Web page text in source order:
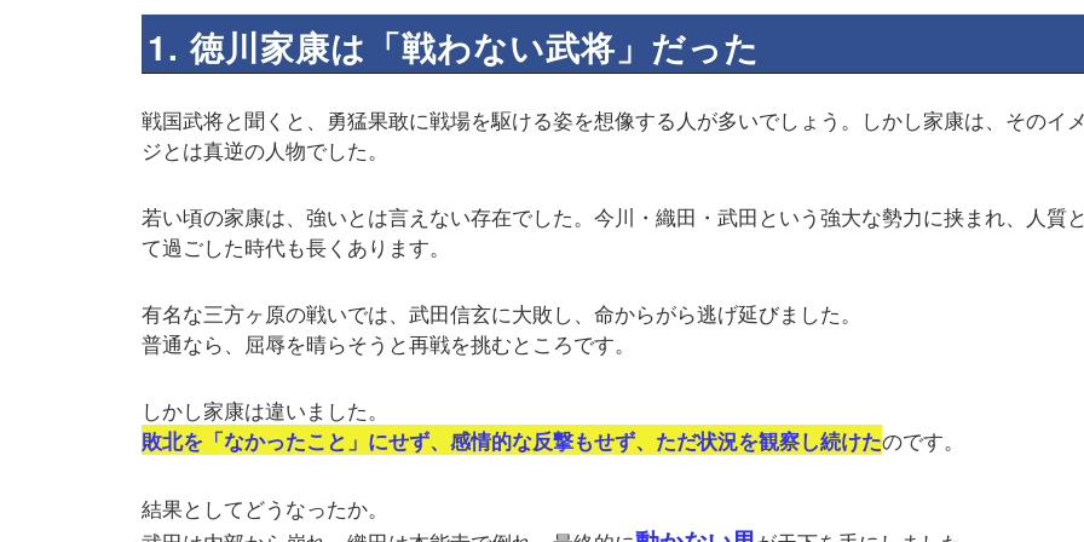
1. 徳川家康は「戦わない武将」だった
戦国武将と聞くと、勇猛果敢に戦場を駆ける姿を想像する人が多いでしょう。しかし家康は、そのイ
ジとは真逆の人物でした。
若い頃の家康は、強いとは言えない存在でした。今川・織田・武田という強大な勢力に挟まれ、人質
て過ごした時代も長くあります。
有名な三方ヶ原の戦いでは、武田信玄に大敗し、命からがら逃げ延びました。
普通なら、屈辱を晴らそうと再戦を挑むところです。
しかし家康は違いました。
敗北を「なかったこと」にせず、感情的な反撃もせず、ただ状況を観察し続けたのです。
結果としてどうなったか。